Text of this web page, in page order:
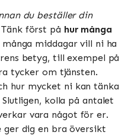
du beställer din
först på hur många
middagar vill ni ha
betyg, till exempel på
tycker om tjänsten.
hur mycket ni kan tänka
kolla på antalet
vara något för er.
ger dig en bra översikt